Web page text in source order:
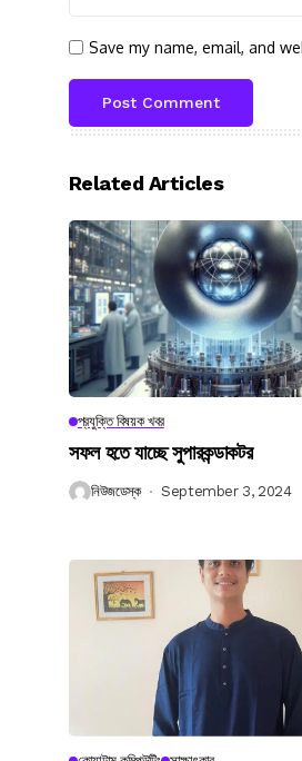
Save my name, email, and
Related Articles
প্রযুক্তি বিষয়ক খবর
সফল হতে যাচ্ছে সুপারকন্ডাকটর
নিউজডেস্ক September 3, 2024